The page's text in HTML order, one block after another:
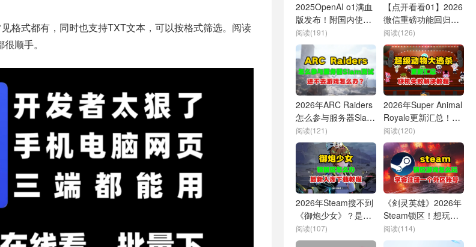
格式都有，同时也支持TXT文本，可以按格式筛选。阅读
顺手。
2025OpenAI o1满血
版发布！附国内使用
方法 | 2分钟看懂首日
直播 | ChatGPT
Plus/Pro国内购买指
南
阅读(191)
【点开看看01】2026
微信重磅功能回归；
全球爆火浏览器安卓
版发布；iPhone通话
录音社死现场
阅读(126)
2026年ARC Raiders
怎么参与服务器Slam
测试？进不去游戏、
延迟卡顿怎么办？
阅读(121)
2026年Super Animal
Royale更新汇总！更
新失败、延迟卡顿、
联机问题解决教程
阅读(120)
2026年Steam搜不到
《御炮少女》？是锁
国区了！最新入库教
程
阅读(107)
《剑灵英雄》2026年
Steam锁区！想玩速
学外区账号注册教程
阅读(114)